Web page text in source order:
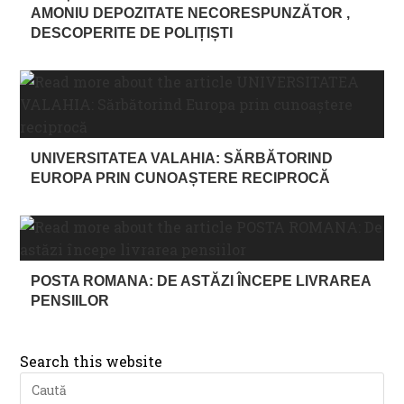
AMONIU DEPOZITATE NECORESPUNZĂTOR ,
DESCOPERITE DE POLIȚIȘTI
UNIVERSITATEA VALAHIA: SĂRBĂTORIND
EUROPA PRIN CUNOAȘTERE RECIPROCĂ
POSTA ROMANA: DE ASTĂZI ÎNCEPE LIVRAREA
PENSIILOR
Search this website